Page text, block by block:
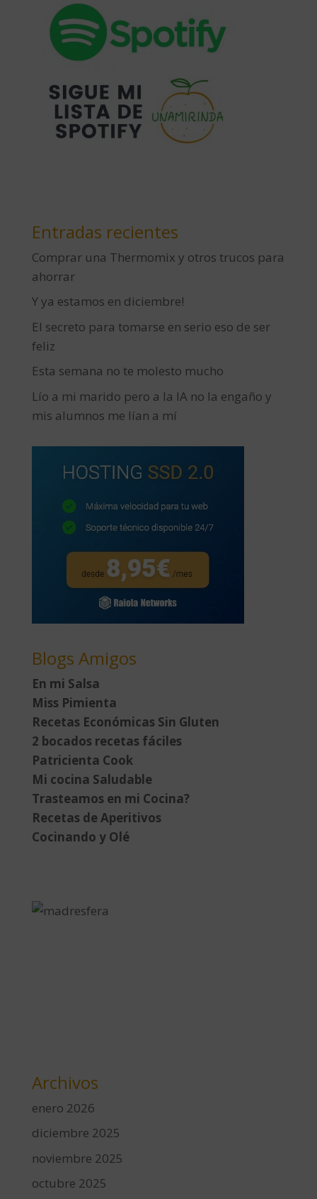
Entradas recientes
Comprar una Thermomix y otros trucos para
ahorrar
Y ya estamos en diciembre!
El secreto para tomarse en serio eso de ser
feliz
Esta semana no te molesto mucho
Lío a mi marido pero a la IA no la engaño y
mis alumnos me lían a mí
Blogs Amigos
En mi Salsa
Miss Pimienta
Recetas Económicas Sin Gluten
2 bocados recetas fáciles
Patricienta Cook
Mi cocina Saludable
Trasteamos en mi Cocina?
Recetas de Aperitivos
Cocinando y Olé
Archivos
enero 2026
diciembre 2025
noviembre 2025
octubre 2025